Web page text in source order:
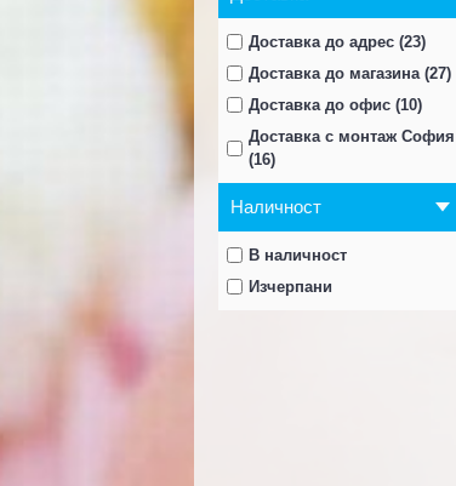
Лилав (6)
Лисабон (2)
Оранж (10)
Розов (35)
Сиво (50)
Син (84)
Червен (102)
Доставка до адрес (23)
Доставка до магазина (27)
Доставка до офис (10)
Доставка с монтаж София
(16)
Наличност
В наличност
Изчерпани